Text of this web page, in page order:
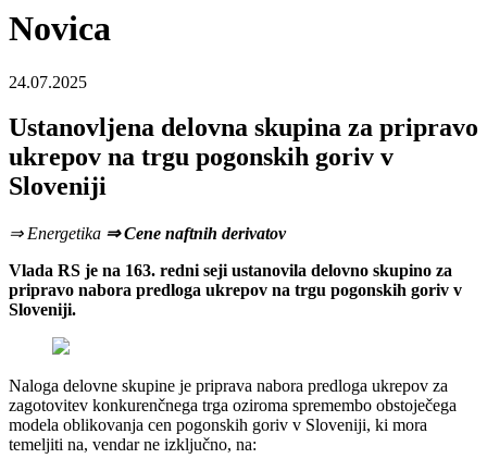
Novica
24.07.2025
Ustanovljena delovna skupina za pripravo
ukrepov na trgu pogonskih goriv v
Sloveniji
⇒ Energetika ⇒ Cene naftnih derivatov
Vlada RS je na 163. redni seji ustanovila delovno skupino za
pripravo nabora predloga ukrepov na trgu pogonskih goriv v
Sloveniji.
Naloga delovne skupine je priprava nabora predloga ukrepov za
zagotovitev konkurenčnega trga oziroma spremembo obstoječega
modela oblikovanja cen pogonskih goriv v Sloveniji, ki mora
temeljiti na, vendar ne izključno, na: